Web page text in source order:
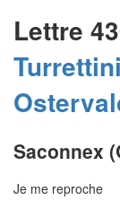
Lettre
Turrettini
Saconnex
Je me reproche